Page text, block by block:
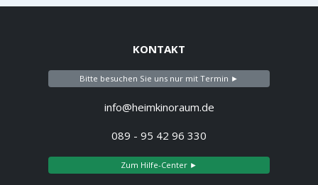
KONTAKT
Bitte besuchen Sie uns nur mit Termin ►
info@heimkinoraum.de
089 - 95 42 96 330
Zum Hilfe-Center ►